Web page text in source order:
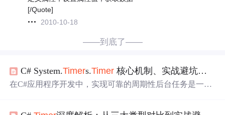
[/Quote]
2010-10-18
——到底了——
C# System.Timers.Timer 核心机制、实战避坑与后台任务应用指南
在C#应用程序开发中，实现可靠的周期性后台任务是一个